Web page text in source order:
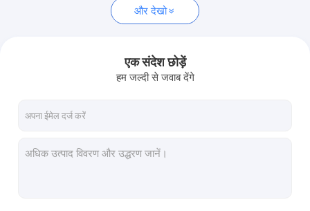
और देखो
एक संदेश छोड़ें
हम जल्दी से जवाब देंगे